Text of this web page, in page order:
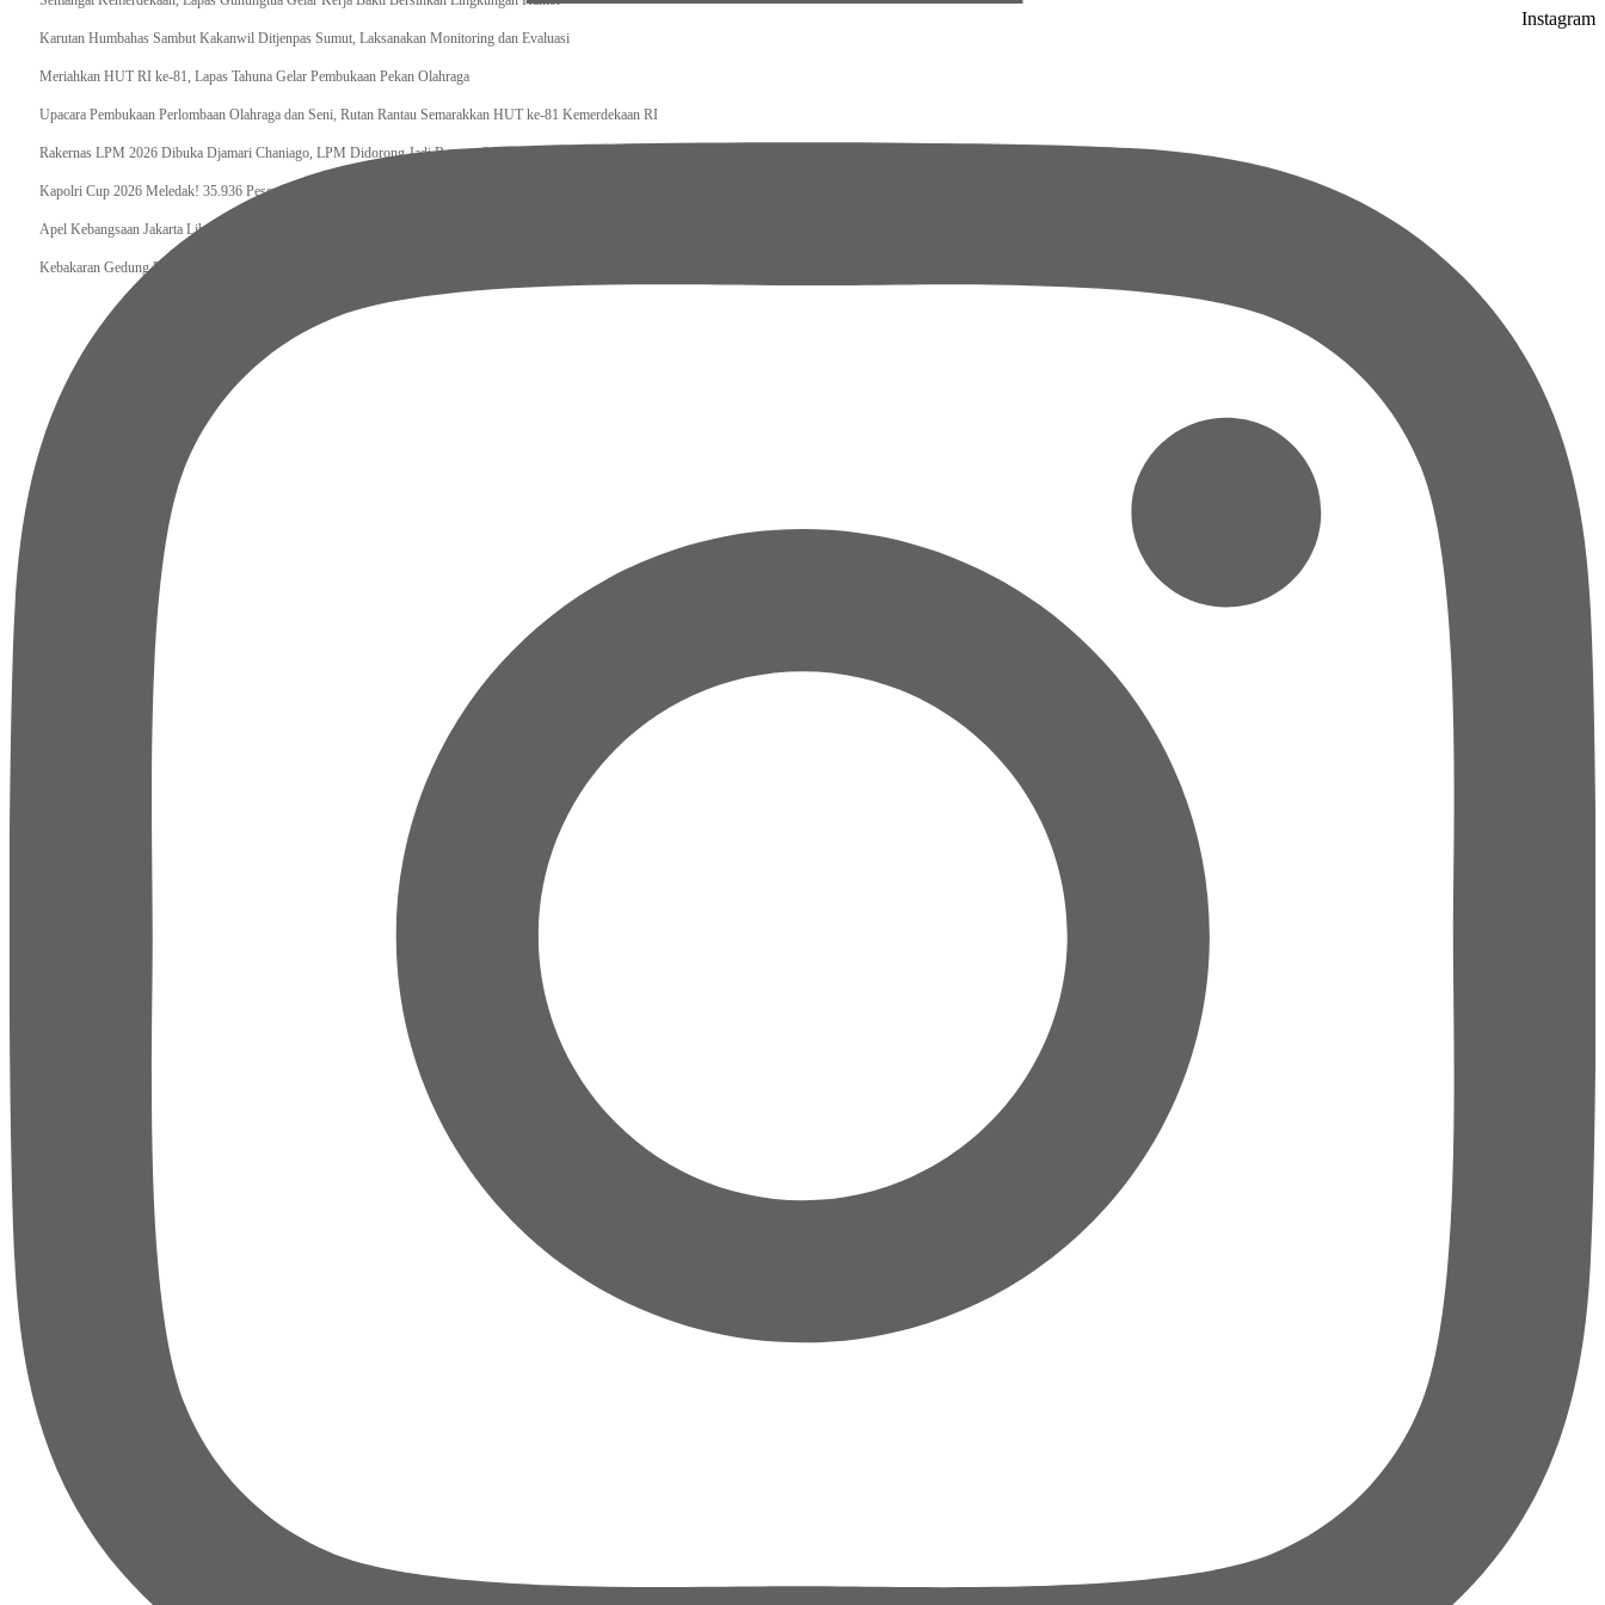
Karutan Humbahas Sambut Kakanwil Ditjenpas Sumut, Laksanakan Monitoring dan Evaluasi
Meriahkan HUT RI ke-81, Lapas Tahuna Gelar Pembukaan Pekan Olahraga
Upacara Pembukaan Perlombaan Olahraga dan Seni, Rutan Rantau Semarakkan HUT ke-81 Kemerdekaan RI
Rakernas LPM 2026 Dibuka Djamari Chaniago, LPM Didorong Jadi Booster Program Pemerintah
Kapolri Cup 2026 Meledak! 35.936 Peserta Adu Skill E-Sports, Polri Bidik Talenta Digital Berkelas Dunia
Apel Kebangsaan Jakarta Libatkan 11.000 Peserta, Polda Metro Jaya Kobarkan Semangat Jaga Indonesia
Kebakaran Gedung Bapenda Jakarta Heboh, Pramono Anung Pastikan Tak Ada Korban dan Layanan Tetap Berjalan
Instagram